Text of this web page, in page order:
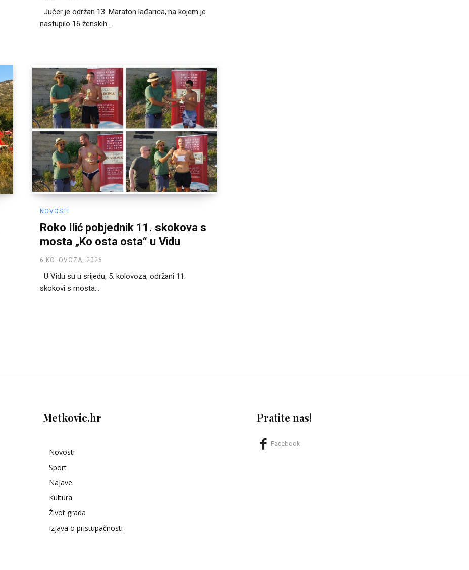
Jučer je održan 13. Maraton lađarica, na kojem je
nastupilo 16 ženskih...
NOVOSTI
Roko Ilić pobjednik 11. skokova s
mosta „Ko osta osta“ u Vidu
6 KOLOVOZA, 2026
U Vidu su u srijedu, 5. kolovoza, održani 11.
skokovi s mosta...
Metkovic.hr
Novosti
Sport
Najave
Kultura
Život grada
Izjava o pristupačnosti
Pratite nas!
Facebook